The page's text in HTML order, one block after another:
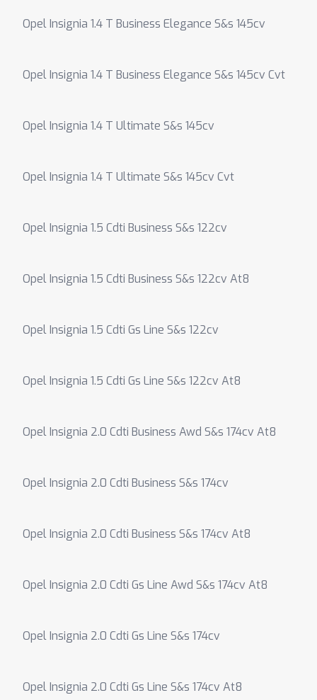
Opel Insignia 1.4 T Business Elegance S&s 145cv
Opel Insignia 1.4 T Business Elegance S&s 145cv Cvt
Opel Insignia 1.4 T Ultimate S&s 145cv
Opel Insignia 1.4 T Ultimate S&s 145cv Cvt
Opel Insignia 1.5 Cdti Business S&s 122cv
Opel Insignia 1.5 Cdti Business S&s 122cv At8
Opel Insignia 1.5 Cdti Gs Line S&s 122cv
Opel Insignia 1.5 Cdti Gs Line S&s 122cv At8
Opel Insignia 2.0 Cdti Business Awd S&s 174cv At8
Opel Insignia 2.0 Cdti Business S&s 174cv
Opel Insignia 2.0 Cdti Business S&s 174cv At8
Opel Insignia 2.0 Cdti Gs Line Awd S&s 174cv At8
Opel Insignia 2.0 Cdti Gs Line S&s 174cv
Opel Insignia 2.0 Cdti Gs Line S&s 174cv At8